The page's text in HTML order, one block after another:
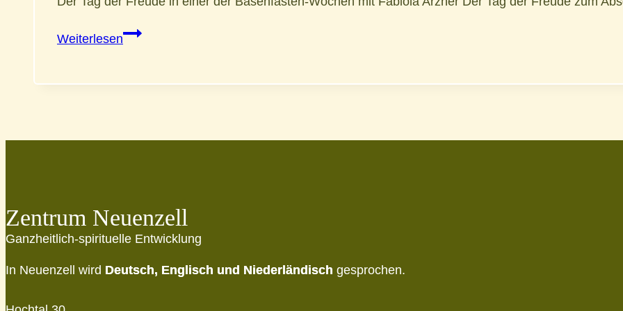
WeiterlesenFasten
zur
Zentrum Neuenzell
Ganzheitlich-spirituelle Entwicklung
In Neuenzell wird Deutsch, Englisch und Niederländisch gesprochen.